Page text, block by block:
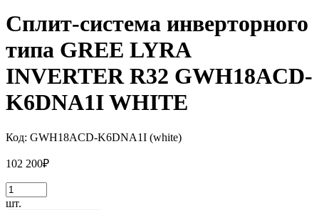
Сплит-система инверторного
типа GREE LYRA
INVERTER R32 GWH18ACD-
K6DNA1I WHITE
Код: GWH18ACD-K6DNA1I (white)
102 200₽
шт.